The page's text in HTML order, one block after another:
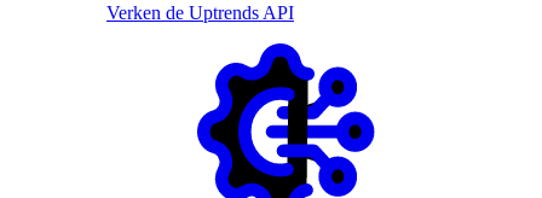
Verken de Uptrends API